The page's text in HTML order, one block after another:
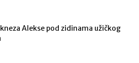
Alekse pod zidinama užičkog